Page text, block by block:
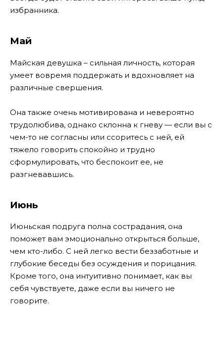
избранника.
Май
Майская девушка – сильная личность, которая
умеет вовремя поддержать и вдохновляет на
различные свершения.
Она также очень мотивирована и невероятно
трудолюбива, однако склонна к гневу — если вы с
чем-то не согласны или ссоритесь с ней, ей
тяжело говорить спокойно и трудно
сформулировать, что беспокоит ее, не
разгневавшись.
Июнь
Июньская подруга полна сострадания, она
поможет вам эмоционально открыться больше,
чем кто-либо. С ней легко вести беззаботные и
глубокие беседы без осуждения и порицания.
Кроме того, она интуитивно понимает, как вы
себя чувствуете, даже если вы ничего не
говорите.